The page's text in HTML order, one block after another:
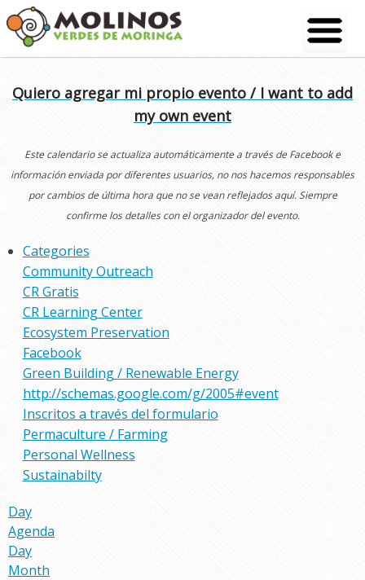
Skip
to
content
Quiero agregar mi propio evento / I want to add
my own event
Este calendario se actualiza automáticamente a través de Facebook e
información enviada por diferentes usuarios, no nos hacemos responsables
por cambios de última hora que no se vean reflejados aquí. Siempre
confirme los detalles con el organizador del evento.
Categories
Community Outreach
CR Gratis
CR Learning Center
Ecosystem Preservation
Facebook
Green Building / Renewable Energy
http://schemas.google.com/g/2005#event
Inscritos a través del formulario
Permaculture / Farming
Personal Wellness
Sustainabilty
Day
Agenda
Day
Month